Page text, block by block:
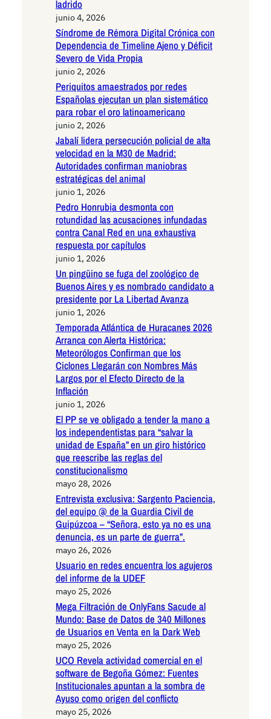
ladrido
junio 4, 2026
Síndrome de Rémora Digital Crónica con
Dependencia de Timeline Ajeno y Déficit
Severo de Vida Propia
junio 2, 2026
Periquitos amaestrados por redes
Españolas ejecutan un plan sistemático
para robar el oro latinoamericano
junio 2, 2026
Jabalí lidera persecución policial de alta
velocidad en la M30 de Madrid:
Autoridades confirman maniobras
estratégicas del animal
junio 1, 2026
Pedro Honrubia desmonta con
rotundidad las acusaciones infundadas
contra Canal Red en una exhaustiva
respuesta por capítulos
junio 1, 2026
Un pingüino se fuga del zoológico de
Buenos Aires y es nombrado candidato a
presidente por La Libertad Avanza
junio 1, 2026
Temporada Atlántica de Huracanes 2026
Arranca con Alerta Histórica:
Meteorólogos Confirman que los
Ciclones Llegarán con Nombres Más
Largos por el Efecto Directo de la
Inflación
junio 1, 2026
El PP se ve obligado a tender la mano a
los independentistas para “salvar la
unidad de España” en un giro histórico
que reescribe las reglas del
constitucionalismo
mayo 28, 2026
Entrevista exclusiva: Sargento Paciencia,
del equipo @ de la Guardia Civil de
Guipúzcoa – “Señora, esto ya no es una
denuncia, es un parte de guerra”.
mayo 26, 2026
Usuario en redes encuentra los agujeros
del informe de la UDEF
mayo 25, 2026
Mega Filtración de OnlyFans Sacude al
Mundo: Base de Datos de 340 Millones
de Usuarios en Venta en la Dark Web
mayo 25, 2026
UCO Revela actividad comercial en el
software de Begoña Gómez: Fuentes
Institucionales apuntan a la sombra de
Ayuso como origen del conflicto
mayo 25, 2026